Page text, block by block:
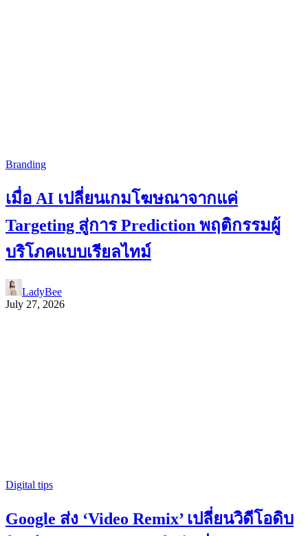
Branding
เมื่อ AI เปลี่ยนเกมโฆษณาจากแค่
Targeting สู่การ Prediction พฤติกรรมผู้
บริโภคแบบเรียลไทม์
LadyBee
July 27, 2026
Digital tips
Google ส่ง ‘Video Remix’ เปลี่ยนวิดีโอดิบ